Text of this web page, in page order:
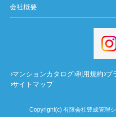
会社概要
マンションカタログ 利用規約 プ
サイトマップ
Copyright(c) 有限会社豊成管理